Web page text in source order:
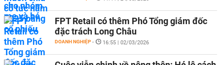
FPT Retail có thêm Phó Tổng giám đốc
đặc trách Long Châu
DOANH NGHIỆP - 16:55 | 02/03/2026